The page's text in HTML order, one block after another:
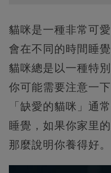
貓咪是一種非常可
會在不同的時間睡
貓咪總是以一種特
你可能需要注意一
「缺愛的貓咪」通
睡覺，如果你家里
那麼說明你養得好。